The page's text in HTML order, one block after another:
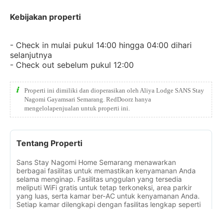
Kebijakan properti
- Check in mulai pukul 14:00 hingga 04:00 dihari
selanjutnya
- Check out sebelum pukul 12:00
Properti ini dimiliki dan dioperasikan oleh Aliya Lodge SANS Stay
Nagomi Gayamsari Semarang. RedDoorz hanya
mengelolapenjualan untuk properti ini.
Tentang Properti
Sans Stay Nagomi Home Semarang menawarkan
berbagai fasilitas untuk memastikan kenyamanan Anda
selama menginap. Fasilitas unggulan yang tersedia
meliputi WiFi gratis untuk tetap terkoneksi, area parkir
yang luas, serta kamar ber-AC untuk kenyamanan Anda.
Setiap kamar dilengkapi dengan fasilitas lengkap seperti